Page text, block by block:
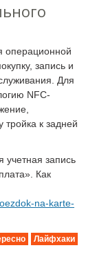
операционной
запись и
Для
NFC-
тройка к задней
учетная запись
Как
na-karte-
Лайфхаки